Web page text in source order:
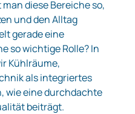
diese Bereiche so,
und den Alltag
gerade eine
so wichtige Rolle? In
Kühlräume,
als integriertes
wie eine durchdachte
beiträgt.